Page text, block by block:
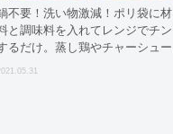
不要！洗い物激減！ポリ袋に材
と調味料を入れてレンジでチン
るだけ。蒸し鶏やチャーシュー
拍子抜けするほど気楽にできる